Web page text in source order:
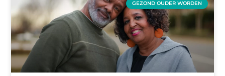
GEZOND OUDER WORDEN